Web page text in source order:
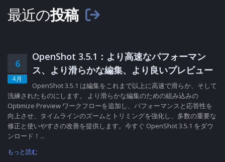
最近の投稿
6
4月
OpenShot 3.5.1：より高速なパフォーマン
ス、より滑らかな編集、より良いプレビュー
OpenShot 3.5.1 は編集をこれまで以上に高速で滑らか、そして
洗練されたものにします。 より滑らかな編集のための組み込みの
Optimize Preview ワークフローを追加し、パフォーマンスと応答性を
向上させ、タイムラインのズームとトリミングを強化し、多数の重要な
修正と使いやすさの改善を提供します。今すぐ OpenShot 3.5.1 をダウ
ンロード！...
もっと読む